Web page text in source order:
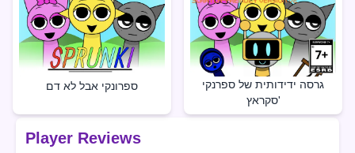
ספרונקי אבל לא דם
גרסה ידידותית של ספרנקי
סקראץ'
Player Reviews